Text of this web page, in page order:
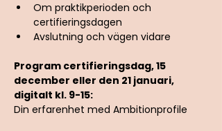
Om praktikperioden och
certifieringsdagen
Avslutning och vägen vidare
Program certifieringsdag, 15
december eller den 21 januari,
digitalt kl. 9-15:
Din erfarenhet med Ambitionprofile